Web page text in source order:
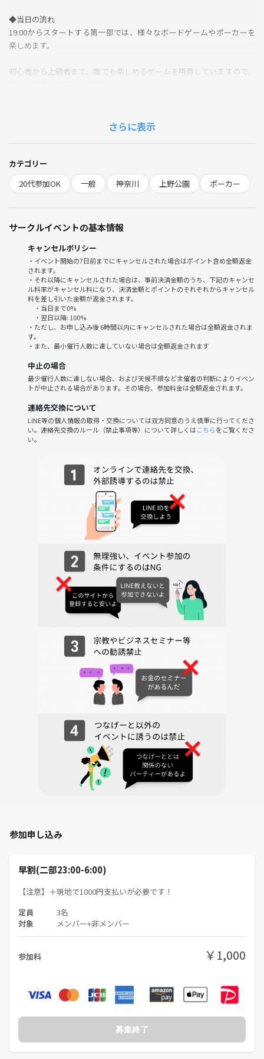
◆当日の流れ
19:00からスタートする第一部では、様々なボードゲームやポーカーを
楽しめます。
初心者から上級者まで、誰でも楽しめるゲームを用意していますので、
ングな時間を過ごしても良し、普段できないボードゲームを朝6:00まで
一緒に夜更かしするとめっちゃ仲良くなれます！
・飲食物持ち込みOK 出前頼んだり買い出し行ったりしてます。
私たちのサークルは、ゲームを通じて新しい友達を作りたい方にぴった
りのアットホームな雰囲気です。お一人での参加も大歓迎！みんなで楽
しく過ごせるよう、スタッフ一同心を込めてサポートします。ゲームを
通じて自然と会話が生まれ、笑顔が溢れる空間を一緒に作り上げましょ
キャンセルポリシー
・当日キャンセルでも100%返金のイベントです。
一部早割については、現地で＋1000円お支払いが必要です！ご注意下さ
以下の行為はご遠慮ください。
・勧誘、営業、告知、引き抜き、しつこいナンパ、暴言など
・過度なナンパ行為や迷惑行為
・イベント内容や参加者の写真、動画の無許可でのSNS投稿
イベントの雰囲気を壊す行動をされる方や、運営の指示に従わない方
は、参加をお断りする場合があります。皆さんが安心して楽しめる場を
作るため、ご協力をお願いいたします。
さあ、金曜日の夜を思いっきり楽しみましょう！皆さんのご参加を心よ
りお待ちしています！
さらに表示
カテゴリー
20代参加OK
一般 神奈川 上野公園 ポーカー
サークルイベントの基本情報
キャンセルポリシー
・イベント開始の7日前までにキャンセルされた場合はポイント含め全額返金
されます。
・それ以降にキャンセルされた場合は、事前決済金額のうち、下記のキャンセ
ル料率がキャンセル料になり、決済金額とポイントのそれぞれからキャンセル
料を差し引いた金額が返金されます。
・当日まで0%
・翌日以降: 100%
・ただし、お申し込み後 6時間以内にキャンセルされた場合は全額返金されま
す。
・また、最小催行人数に達していない場合は全額返金されます
中止の場合
最少催行人数に達しない場合、および天候不順など主催者の判断によりイベン
トが中止される場合があります。その場合、参加料金は全額返金されます。
連絡先交換について
LINE等の個人情報の取得・交換については双方同意のうえ慎重に行ってくださ
い。連絡先交換のルール（禁止事項等）について詳しくはこちらをご覧くださ
い。
参加申し込み
早割(二部23:00-6:00)
【注意】＋現地で1000円支払いが必要です！
定員 3名
対象 メンバー+非メンバー
参加料 ￥1,000
募集終了